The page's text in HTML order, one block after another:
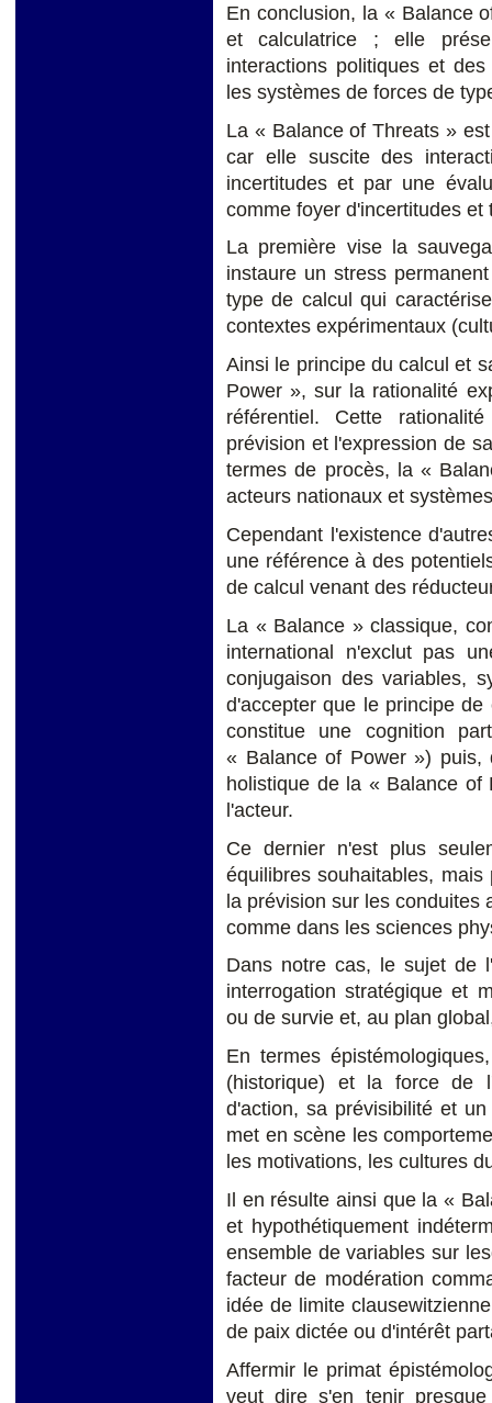
En conclusion, la « Balance
et calculatrice ; elle
interactions politiques et
les systèmes de forces de
La « Balance of Threats »
car elle suscite des
incertitudes et par une
comme foyer d'incertitudes
La première vise la
instaure un stress
type de calcul qui
contextes expérimentaux
Ainsi le principe du calcul et
Power », sur la rationalité
référentiel. Cette
prévision et l'expression de
termes de procès, la «
acteurs nationaux et
Cependant l'existence
une référence à des
de calcul venant des
La « Balance » classique,
international n'exclut pas
conjugaison des variables,
d'accepter que le principe
constitue une cognition
« Balance of Power ») puis,
holistique de la « Balance of
l'acteur.
Ce dernier n'est plus
équilibres souhaitables,
la prévision sur les conduites
comme dans les sciences
Dans notre cas, le sujet de
interrogation stratégique et
ou de survie et, au plan
En termes
(historique) et la force de
d'action, sa prévisibilité et
met en scène les
les motivations, les cultures
Il en résulte ainsi que la «
et hypothétiquement
ensemble de variables sur
facteur de modération
idée de limite
de paix dictée ou d'intérêt
Affermir le primat
veut dire s'en tenir